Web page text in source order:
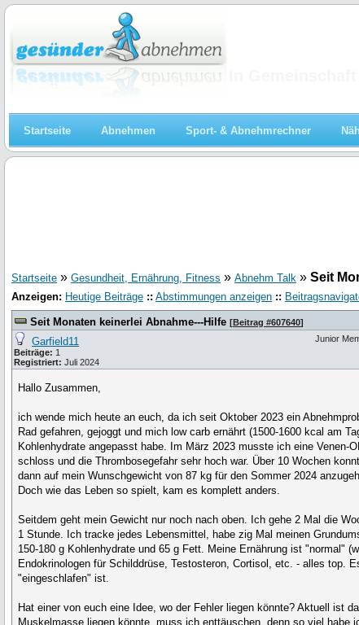
Startseite Abnehmen Sport- & Abnehmrechner
Startseite » Gesundheit, Ernährung, Fitness » Abnehm Talk » Seit
Anzeigen: Heutige Beiträge :: Abstimmungen anzeigen ::
Seit Monaten keinerlei Abnahme---Hilfe [Beitrag #607640]
Garfield11
Beiträge: 1
Registriert: Juli 2024
Junior
Hallo Zusammen,
ich wende mich heute an euch, da ich seit Oktober 2023 ein
Rad gefahren, gejoggt und mich low carb ernährt (1500-1600 kcal am
Kohlenhydrate angepasst habe. Im März 2023 musste ich eine
schloss und die Thrombosegefahr sehr hoch war. Über 10 Wochen
dann auf mein Wunschgewicht von 87 kg für den Sommer 2024
Doch wie das Leben so spielt, kam es komplett anders.
Seitdem geht mein Gewicht nur noch nach oben. Ich gehe 2 Mal die
1 Stunde. Ich tracke jedes Lebensmittel, habe zig Mal meinen
150-180 g Kohlenhydrate und 65 g Fett. Meine Ernährung ist "normal"
Endokrinologen für Schilddrüse, Testosteron, Cortisol, etc. - alles top.
"eingeschlafen" ist.
Hat einer von euch eine Idee, wo der Fehler liegen könnte? Aktuell ist
Muskelmasse liegen könnte, muss ich enttäuschen, denn so viel